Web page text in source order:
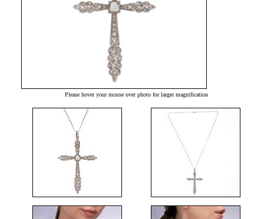
Please hover your mouse over photo for larger magnification